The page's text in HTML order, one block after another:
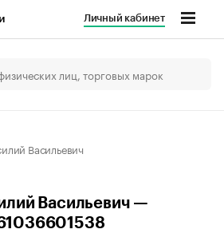
Личный кабинет
Васильевич
Васильевич —